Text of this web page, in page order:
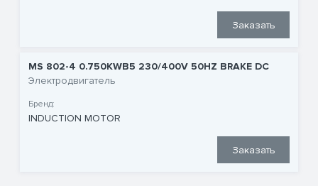
Заказать
MS 802-4 0.750KWB5 230/400V 50HZ BRAKE DC
Электродвигатель
Бренд:
INDUCTION MOTOR
Заказать